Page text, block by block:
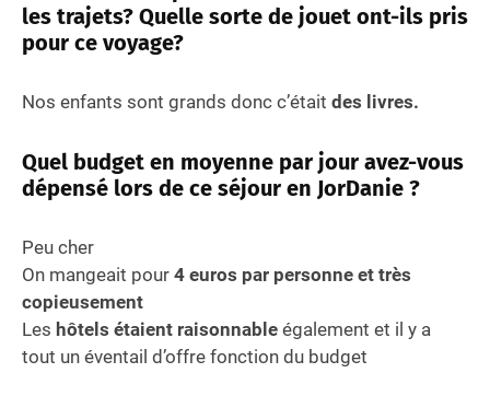
les trajets? Quelle sorte de jouet ont-ils pris
pour ce voyage?
Nos enfants sont grands donc c’était des livres.
Quel budget en moyenne par jour avez-vous
dépensé lors de ce séjour en JorDanie ?
Peu cher
On mangeait pour 4 euros par personne et très
copieusement
Les hôtels étaient raisonnable également et il y a
tout un éventail d’offre fonction du budget